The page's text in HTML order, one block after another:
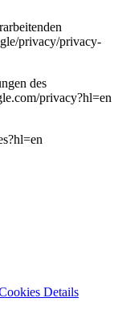
privacy/privacy-
des
privacy?hl=en
Details